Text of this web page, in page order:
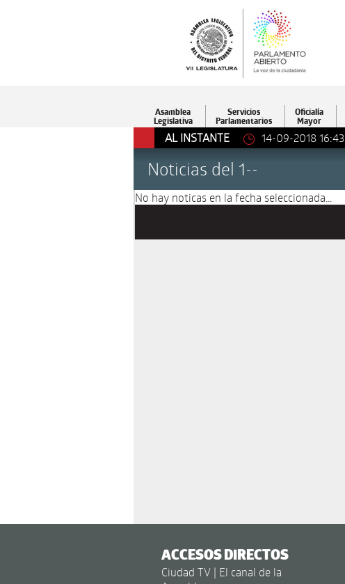
Asamblea
Legislativa
Servicios
Parlamentarios
Oficialía
Mayor
AL INSTANTE 14-09-2018 16:43
Noticias del 1--
No hay noticas en la fecha seleccionada...
ACCESOS DIRECTOS
Ciudad TV | El canal de la